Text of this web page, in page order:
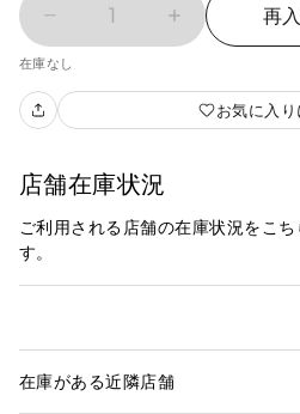
1 再
在庫なし
お気に入
店舗在庫状況
ご利用される店舗の在庫状況をこ
す。
在庫がある近隣店舗